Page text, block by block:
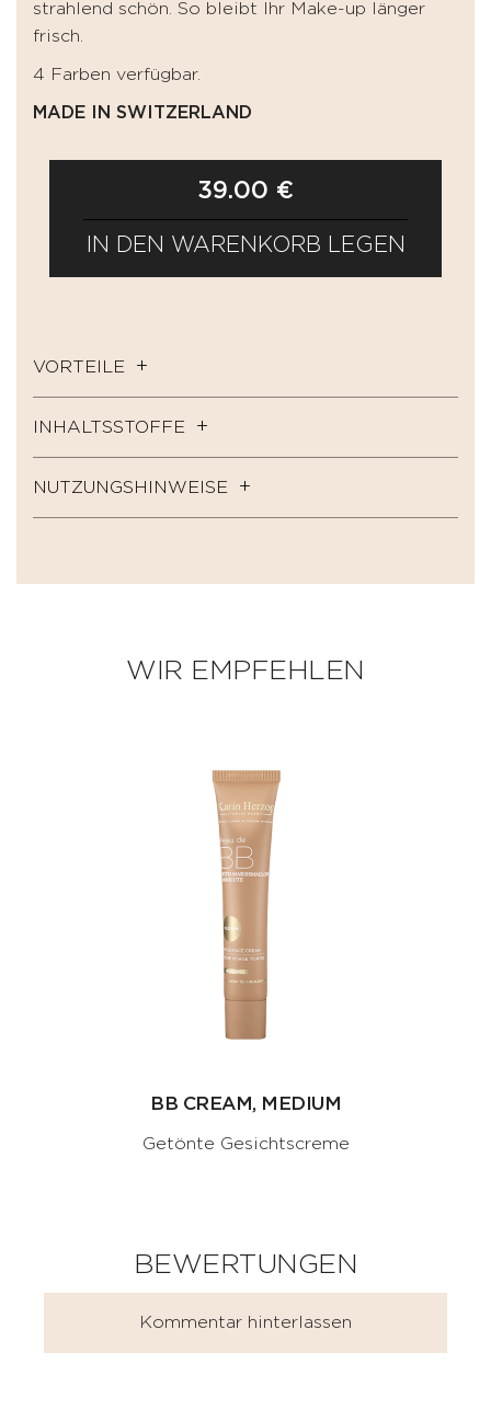
strahlend schön. So bleibt Ihr Make-up länger
frisch.
4 Farben verfügbar.
MADE IN SWITZERLAND
39.00 €
IN DEN WARENKORB LEGEN
VORTEILE
INHALTSSTOFFE
NUTZUNGSHINWEISE
WIR EMPFEHLEN
BB CREAM, MEDIUM
Getönte Gesichtscreme
BEWERTUNGEN
Kommentar hinterlassen